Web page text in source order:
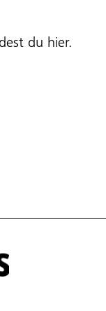
du hier.